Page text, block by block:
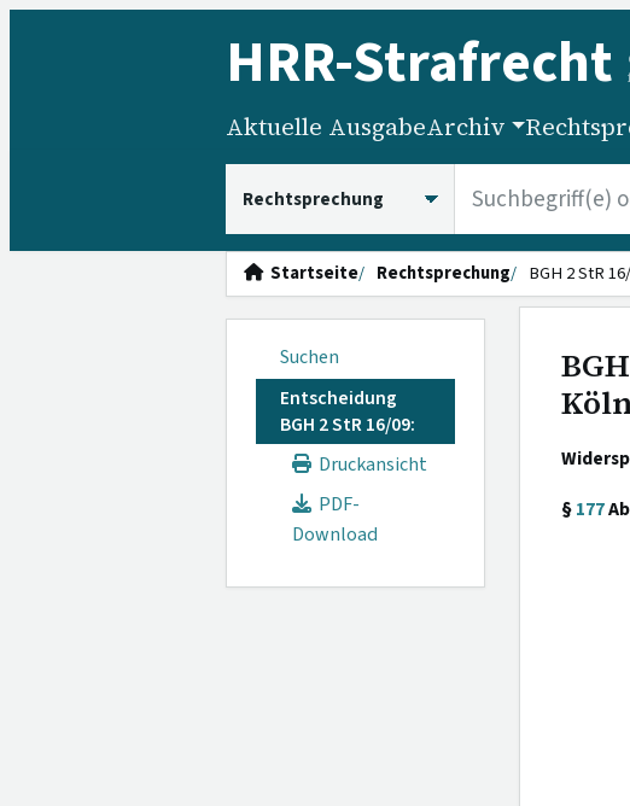
HRR-Strafrecht
Aktuelle AusgabeArchiv
Startseite Rechtsprechung BGH 2 StR
Suchen
Entscheidung
BGH 2 StR 16/09:
Druckansicht
PDF-
Download
§177